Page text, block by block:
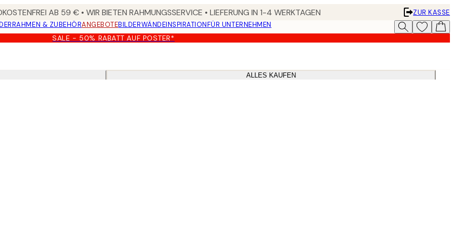
AB 59 € • WIR BIETEN RAHMUNGSSERVICE • LIEFERUNG IN 1-4 WERKTAGEN
ZUR KASSE
RAHMEN & ZUBEHÖRANGEBOTEBILDERWÄNDEINSPIRATIONFÜR UNTERNEHMEN
SALE - 50% RABATT AUF POSTER*
ALLES KAUFEN